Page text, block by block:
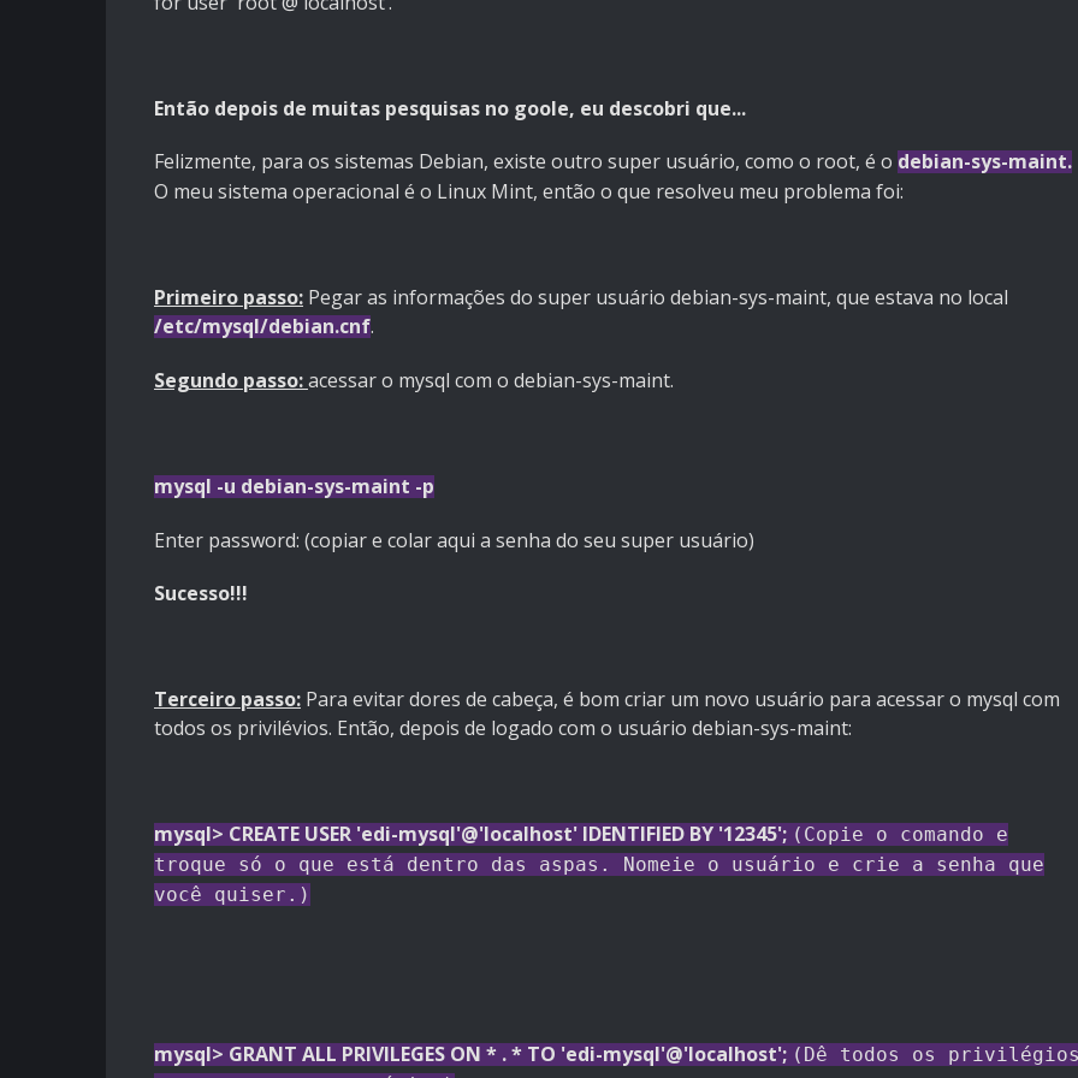
Então depois de muitas pesquisas no goole, eu descobri que...
Felizmente, para os sistemas Debian, existe outro super usuário, como o root, é o debian-sys-maint.
O meu sistema operacional é o Linux Mint, então o que resolveu meu problema foi:
Primeiro passo: Pegar as informações do super usuário debian-sys-maint, que estava no local
/etc/mysql/debian.cnf.
Segundo passo:acessar o mysql com o debian-sys-maint.
mysql -u debian-sys-maint -p
Enter password: (copiar e colar aqui a senha do seu super usuário)
Sucesso!!!
Terceiro passo: Para evitar dores de cabeça, é bom criar um novo usuário para acessar o mysql com
todos os privilévios. Então, depois de logado com o usuário debian-sys-maint:
mysql> CREATE USER 'edi-mysql'@'localhost' IDENTIFIED BY '12345'; (Copie o comando e
troque só o que está dentro das aspas. Nomeie o usuário e crie a senha que
você quiser.)
mysql> GRANT ALL PRIVILEGES ON * . * TO 'edi-mysql'@'localhost'; (Dê todos os